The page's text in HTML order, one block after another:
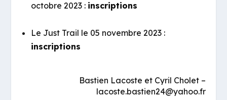
octobre 2023 : inscriptions
Le Just Trail le 05 novembre 2023 :
inscriptions
Bastien Lacoste et Cyril Cholet –
lacoste.bastien24@yahoo.fr